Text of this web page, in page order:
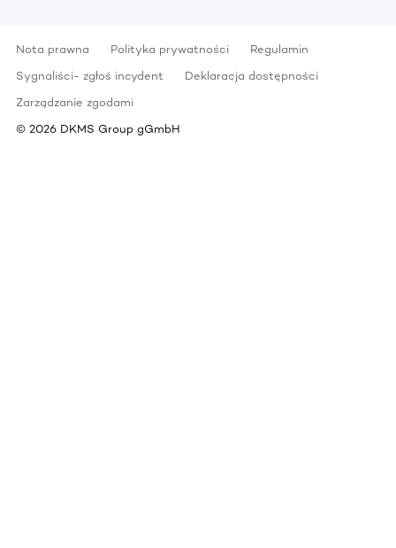
Nota prawna Polityka prywatności
Regulamin
Sygnaliści- zgłoś incydent
Deklaracja dostępności
Zarządzanie zgodami
© 2026 DKMS Group gGmbH